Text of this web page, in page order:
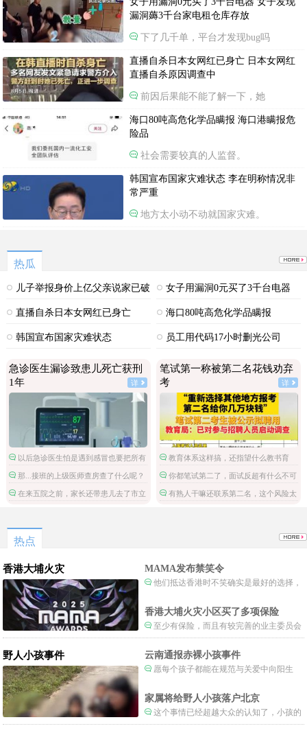
漏洞薅3千台家电租仓库存放
下了几千单，平台才发现bug吗
直播自杀日本女网红已身亡 日本女网红
直播自杀原因调查中
前因后果能不能了解一下，她
海口80吨高危化学品瞒报 海口港瞒报危
险品
社会需要较真的人监督。
韩国宣布国家灾难状态 李在明称情况非
常严重
地方太小动不动就国家灾难。
热瓜
儿子举报身价上亿父亲说家已破
碎
女子用漏洞0元买了3千台电器
直播自杀日本女网红已身亡 海口80吨高危化学品瞒报
韩国宣布国家灾难状态
员工用代码17小时删光公司
急诊医生漏诊致患儿死亡获刑
1年
详
以后急诊医生怕是遇到感冒也要把所有
检查都做了。
那...接班的上级医师查房查了什么呢？
在来五院之前，家长还带患儿去了市立
笔试第一称被第二名花钱劝弃
考
详
教育体系这样搞，还指望什么教书育
人。你都笔试第二了，面试反超有什么不可
能的，非要多此一举。
有熟人干嘛还联系第二名，这个风险太
热点
香港大埔火灾 MAMA发布禁笑令
他们抵达香港时不笑确实是最好的选择，
一种保护吧。
香港大埔火灾小区买了多项保险
至少有保险，而且有较完善的业主委员会
制度。
野人小孩事件 云南通报赤裸小孩事件
愿每个孩子都能在规范与关爱中向阳生
家属将给野人小孩落户北京
这个事情已经超越大众的认知了，小孩的
形体和状态已经畸形了，得尽快送医。